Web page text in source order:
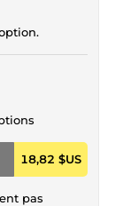
18,82 $US
pas